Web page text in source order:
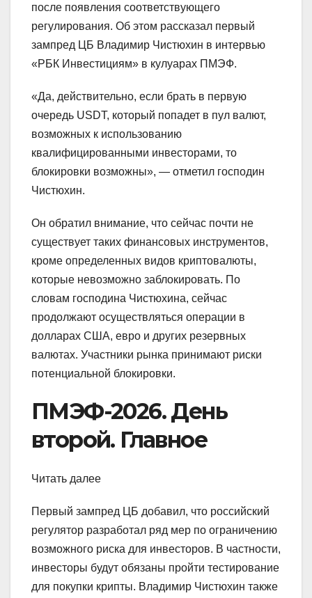
после появления соответствующего
регулирования. Об этом рассказал первый
зампред ЦБ Владимир Чистюхин в интервью
«РБК Инвестициям» в кулуарах ПМЭФ.
«Да, действительно, если брать в первую
очередь USDT, который попадет в пул валют,
возможных к использованию
квалифицированными инвесторами, то
блокировки возможны», — отметил господин
Чистюхин.
Он обратил внимание, что сейчас почти не
существует таких финансовых инструментов,
кроме определенных видов криптовалюты,
которые невозможно заблокировать. По
словам господина Чистюхина, сейчас
продолжают осуществляться операции в
долларах США, евро и других резервных
валютах. Участники рынка принимают риски
потенциальной блокировки.
ПМЭФ-2026. День
второй. Главное
Читать далее
Первый зампред ЦБ добавил, что российский
регулятор разработал ряд мер по ограничению
возможного риска для инвесторов. В частности,
инвесторы будут обязаны пройти тестирование
для покупки крипты. Владимир Чистюхин также